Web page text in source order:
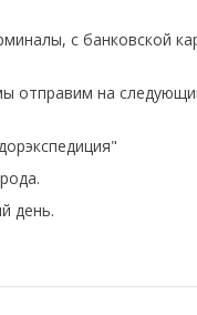
с банковской
отправим на
день.